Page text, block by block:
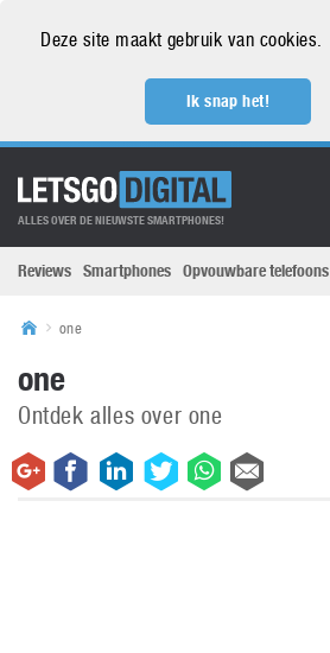
Deze site maakt gebruik van cookies.
Ik snap het!
ALLES OVER DE NIEUWSTE SMARTPHONES!
Reviews Smartphones Opvouwbare telefoons
one
one
Ontdek alles over one